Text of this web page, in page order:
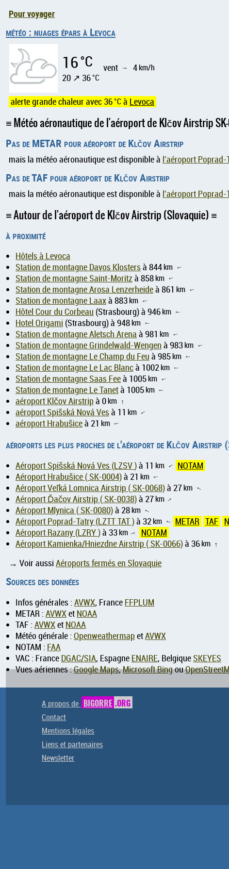
Pour voyager
météo : nuages épars à Levoca
16°C
20 ↗ 36°C
vent ↑ 4km/h
alerte grande chaleur avec 36°C à Levoca
Météo aéronautique de l'aéroport de Klčov Airstrip
Pas de METAR pour aéroport de Klčov Airstrip
mais la météo aéronautique est disponible à l'aéroport Poprad-
Pas de TAF pour aéroport de Klčov Airstrip
mais la météo aéronautique est disponible à l'aéroport Poprad-
Autour de l'aéroport de Klčov Airstrip (Slovaquie)
à proximité
Hôtels à Levoca
Station de montagne Davos Klostersà 844km ↑
Station de montagne Saint-Moritzà 858km ↑
Station de montagne Arosa Lenzerheideà 861 km ↑
Station de montagne Laaxà 883km ↑
Hôtel Cour du Corbeau (Strasbourg) à 946km ↑
Hotel Origami (Strasbourg) à 948km ↑
Station de montagne Aletsch Arena à 981 km ↑
Station de montagne Grindelwald-Wengen à 983km ↑
Station de montagne Le Champ du Feu à 985km ↑
Station de montagne Le Lac Blancà 1002km ↑
Station de montagne Saas Feeà 1005km ↑
Station de montagne Le Tanetà 1005km ↑
aéroport Klčov Airstripà 0km ↑
aéroport Spišská Nová Vesà 11 km ↑
aéroport Hrabušiceà 21 km ↑
aéroports les plus proches de l'aéroport de Klčov Airstrip
Aéroport Spišská Nová Ves (LZSV )à 11 km ↑
NOTAM
Aéroport Hrabušice ( SK-0004)à 21 km ↑
Aéroport Veľká Lomnica Airstrip ( SK-0068)à 27km ↑
Aéroport Ďačov Airstrip ( SK-0038)à 27km ↑
Aéroport Mlynica ( SK-0080)à 28km ↑
Aéroport Poprad-Tatry (LZTT TAT )à 32km ↑ METAR TAF
Aéroport Razany (LZRY )à 33km ↑
NOTAM
Aéroport Kamienka/Hniezdne Airstrip ( SK-0066)à 36km ↑
→ Voir aussi Aéroports fermés en Slovaquie
Sources des données
Infos générales : AVWX, France FFPLUM
METAR : AVWXet NOAA
TAF : AVWXet NOAA
Météo générale : OpenweathermapetAVWX
NOTAM : FAA
VAC : France DGAC/SIA, Espagne ENAIRE, Belgique SKEYES
Vues aériennes :Google Maps,Microsoft Bingou
A propos de BIGORRE .ORG
Contact
Mentions légales
Liens et partenaires
Newsletter